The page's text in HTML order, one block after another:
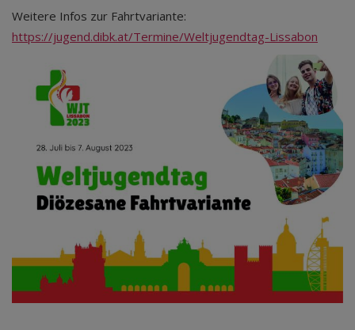
Weitere Infos zur Fahrtvariante:
https://jugend.dibk.at/Termine/Weltjugendtag-Lissabon